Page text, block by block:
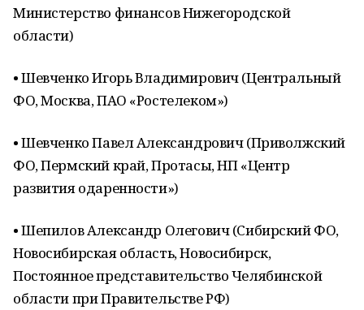
Министерство финансов Нижегородской
области)
• Шевченко Игорь Владимирович (Центральный
ФО, Москва, ПАО «Ростелеком»)
• Шевченко Павел Александрович (Приволжский
ФО, Пермский край, Протасы, НП «Центр
развития одаренности»)
• Шепилов Александр Олегович (Сибирский ФО,
Новосибирская область, Новосибирск,
Постоянное представительство Челябинской
области при Правительстве РФ)